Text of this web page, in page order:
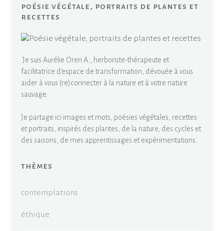
poésie végétale, portraits de plantes et
recettes
Je suis Aurélie Oren A., herboriste-thérapeute et
facilitatrice d'espace de transformation, dévouée à vous
aider à vous (re)connecter à la nature et à votre nature
sauvage.
Je partage ici images et mots, poésies végétales, recettes
et portraits, inspirés des plantes, de la nature, des cycles et
des saisons, de mes apprentissages et expérimentations.
thèmes
contemplations
éthique